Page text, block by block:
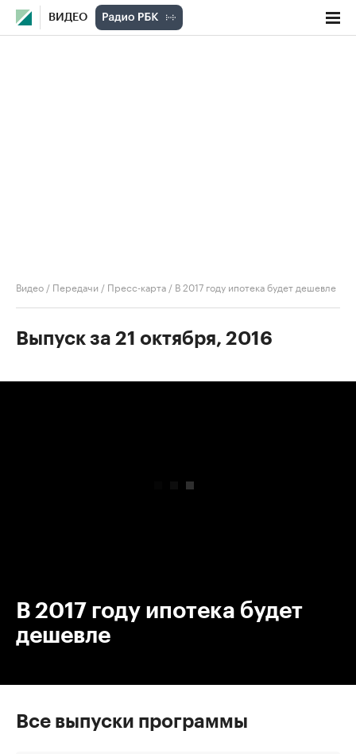
ВИДЕО
Видео / Передачи / Пресс-карта / В 2017 году ипотека будет дешевле
Выпуск за 21 октября, 2016
В 2017 году ипотека будет
дешевле
Все выпуски программы